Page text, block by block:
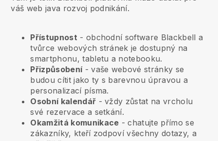
váš web java rozvoj podnikání.
Přístupnost - obchodní software Blackbell a
tvůrce webových stránek je dostupný na
smartphonu, tabletu a notebooku.
Přizpůsobení- vaše webové stránky se
budou cítit jako ty s barevnou úpravou a
personalizací písma.
Osobní kalendář - vždy zůstat na vrcholu
své rezervace a setkání.
Okamžitá komunikace - chatujte přímo se
zákazníky, kteří zodpoví všechny dotazy, a